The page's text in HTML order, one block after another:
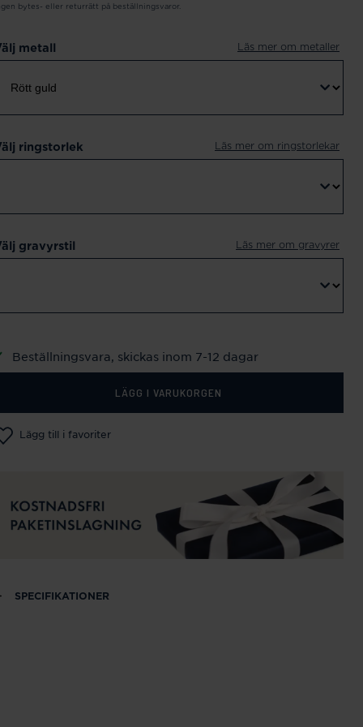
bytes- eller returrätt på beställningsvaror.
metall Läs mer om metaller
ringstorlek Läs mer om ringstorlekar
gravyrstil Läs mer om gravyrer
Beställningsvara, skickas inom 7-12 dagar
LÄGG I VARUKORGEN
Lägg till i favoriter
SPECIFIKATIONER